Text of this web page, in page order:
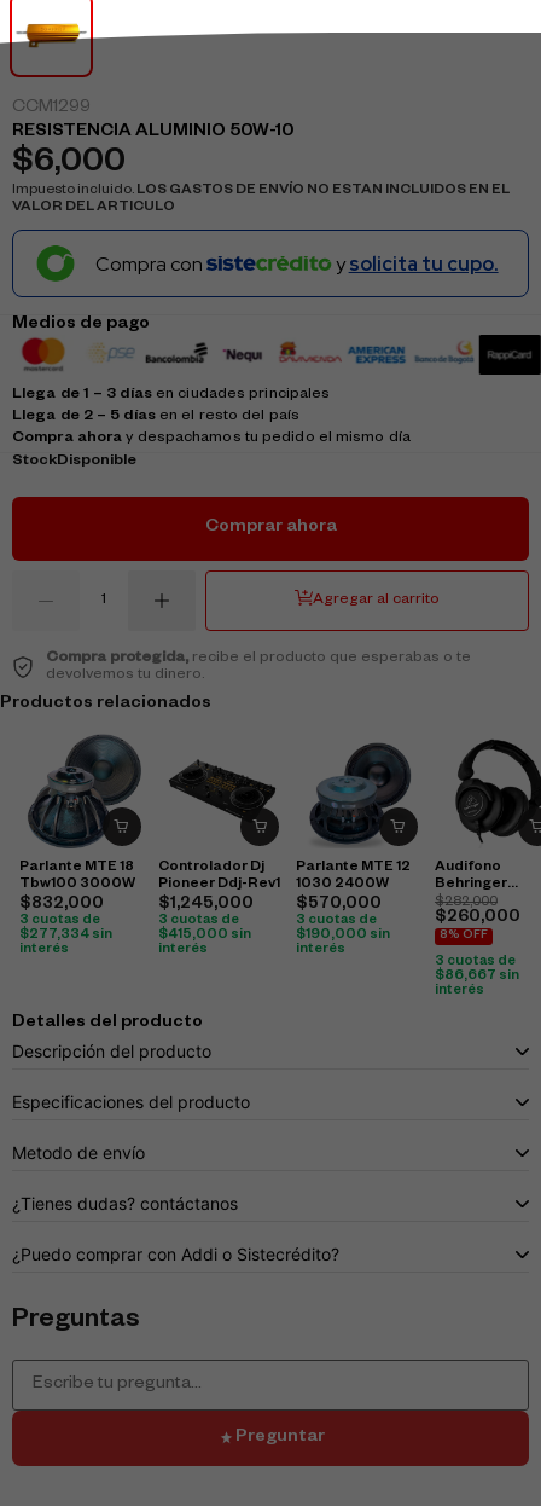
CCM1299
RESISTENCIA ALUMINIO 50W-10
$6,000
Impuesto incluido. LOS GASTOS DE ENVÍO NO ESTAN INCLUIDOS EN EL
VALOR DEL ARTICULO
Compra con ysolicita tu cupo.
Medios de pago
Llega de 1 – 3 díasen ciudades principales
Llega de 2 – 5 díasen el resto del país
Compra ahora y despachamos tu pedido el mismo día
StockDisponible
Comprar ahora
Agregar al carrito
Compra protegida,recibe el producto que esperabas o te
devolvemos tu dinero.
Productos relacionados
Parlante MTE 18
Tbw100 3000W
$832,000
3 cuotas de
$277,334 sin
interés
Controlador Dj
Pioneer Ddj-Rev1
$1,245,000
3 cuotas de
$415,000 sin
interés
Parlante MTE 12
1030 2400W
$570,000
3 cuotas de
$190,000 sin
interés
Audifono
Behringer
Hpx6000
$282,000
$260,000
8% OFF
3 cuotas de
$86,667 sin
interés
Detalles del producto
Descripción del producto
Especificaciones del producto
Metodo de envío
¿Tienes dudas? contáctanos
¿Puedo comprar con Addi o Sistecrédito?
Preguntas
Preguntar